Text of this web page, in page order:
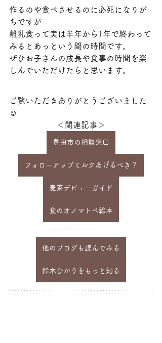
作るのや食べさせるのに必死になりが
ちですが
離乳食って実は半年から1年で終わって
みるとあっという間の時間です。
ぜひお子さんの成長や食事の時間を楽
しんでいただけたらと思います。
ご覧いただきありがとうございました
☺
＜関連記事＞
豊田市の相談窓口
フォローアップミルクあげるべき？
麦茶デビューガイド
食のオノマトペ絵本
他のブログも読んでみる
鈴木ひかりをもっと知る